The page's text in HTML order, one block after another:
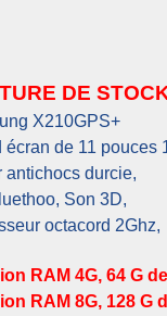
DE
X210GPS+
écran de 11 pouces
antichocs durcie,
Son 3D,
octacord 2Ghz,
RAM 4G, 64 G
RAM 8G, 128 G